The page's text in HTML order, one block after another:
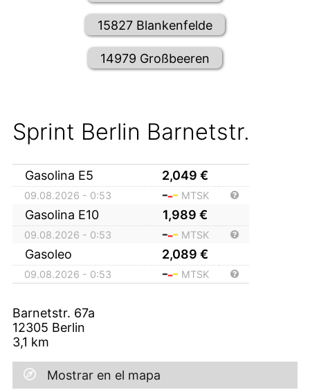
15827 Blankenfelde
14979 Großbeeren
Sprint Berlin Barnetstr.
Gasolina E5 2,049 €
09.08.2026 - 0:53 MTSK
Gasolina E10 1,989 €
09.08.2026 - 0:53 MTSK
Gasoleo 2,089 €
09.08.2026 - 0:53 MTSK
Barnetstr. 67a
12305 Berlin
3,1 km
Mostrar en el mapa